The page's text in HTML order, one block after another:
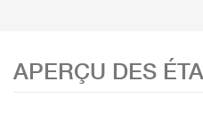
APERÇU DES